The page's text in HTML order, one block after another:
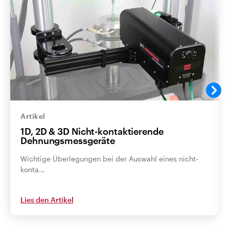
Artikel
1D, 2D & 3D Nicht-kontaktierende
Dehnungsmessgeräte
Wichtige Überlegungen bei der Auswahl eines nicht-
konta…
Lies den Artikel